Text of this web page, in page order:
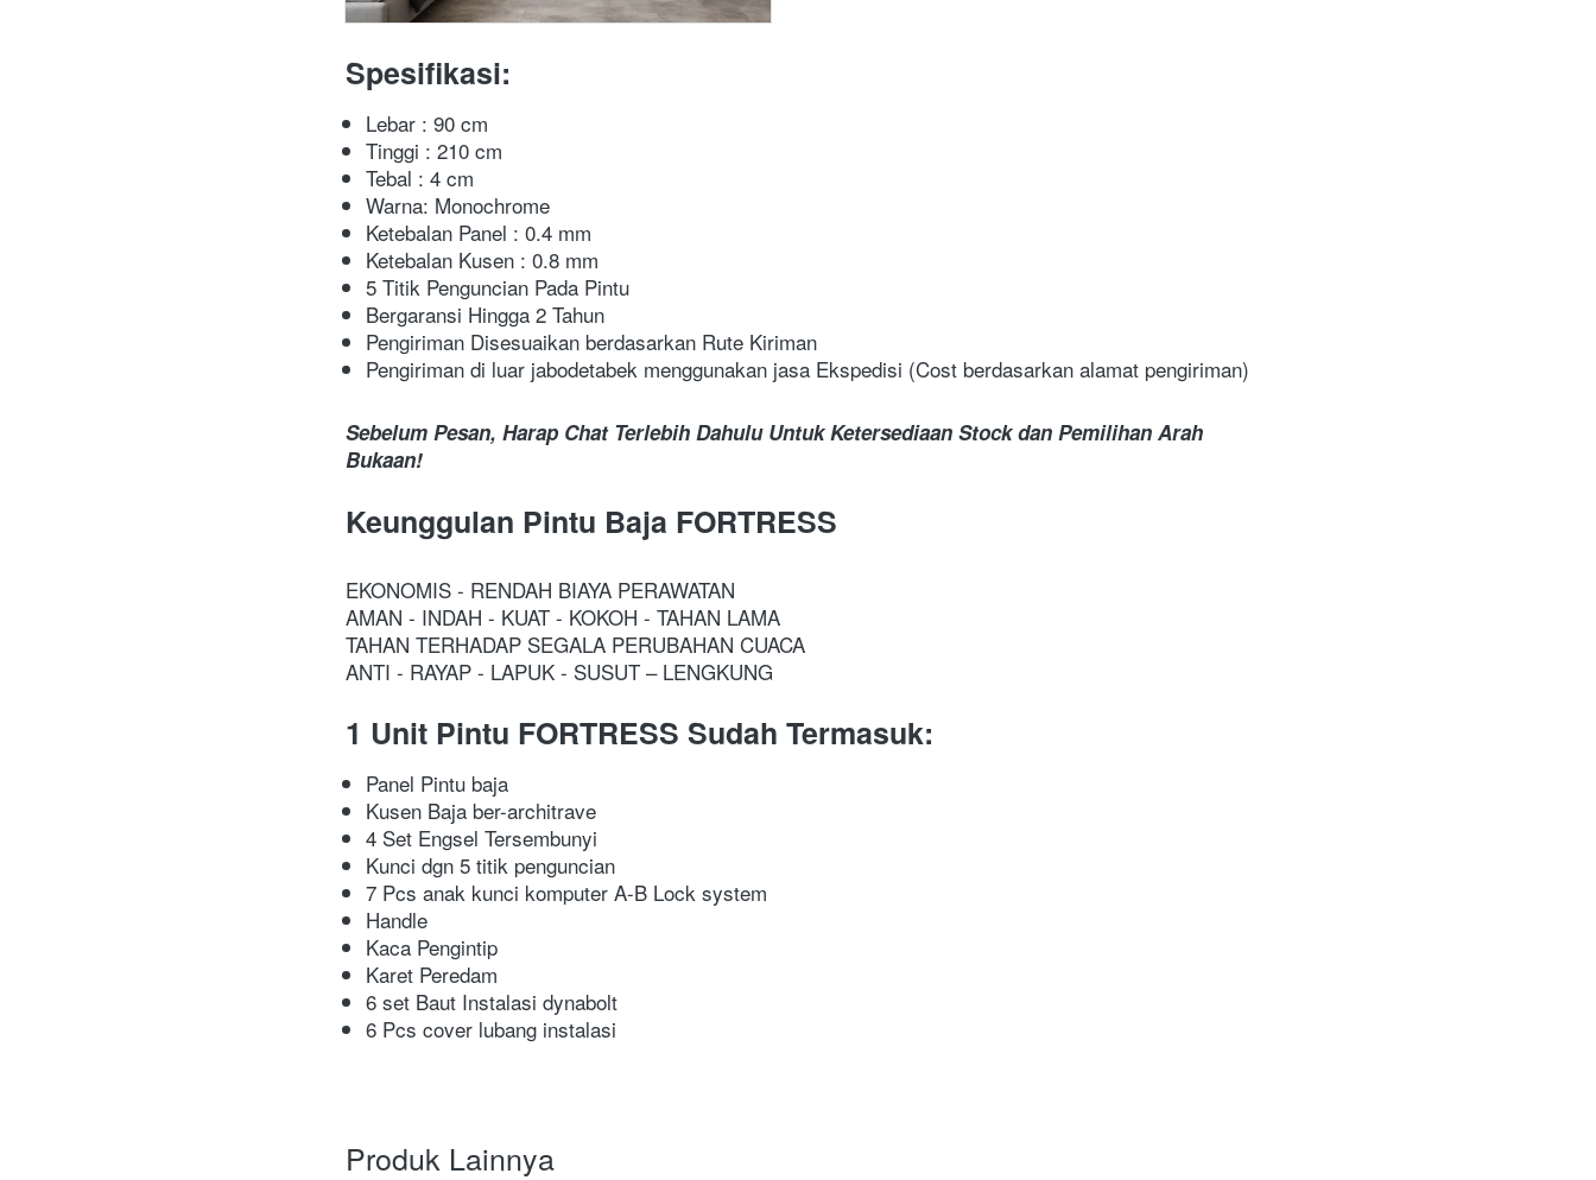
Spesifikasi:
Lebar : 90 cm
Tinggi : 210 cm
Tebal : 4 cm
Warna: Monochrome
Ketebalan Panel : 0.4 mm
Ketebalan Kusen : 0.8 mm
5 Titik Penguncian Pada Pintu
Bergaransi Hingga 2 Tahun
Pengiriman Disesuaikan berdasarkan Rute Kiriman
Pengiriman di luar jabodetabek menggunakan jasa Ekspedisi (Cost berdasarkan alamat pengiriman)
Sebelum Pesan, Harap Chat Terlebih Dahulu Untuk Ketersediaan Stock dan Pemilihan Arah
Bukaan!
Keunggulan Pintu Baja FORTRESS
EKONOMIS - RENDAH BIAYA PERAWATAN
AMAN - INDAH - KUAT - KOKOH - TAHAN LAMA
TAHAN TERHADAP SEGALA PERUBAHAN CUACA
ANTI - RAYAP - LAPUK - SUSUT – LENGKUNG
1 Unit Pintu FORTRESS Sudah Termasuk:
Panel Pintu baja
Kusen Baja ber-architrave
4 Set Engsel Tersembunyi
Kunci dgn 5 titik penguncian
7 Pcs anak kunci komputer A-B Lock system
Handle
Kaca Pengintip
Karet Peredam
6 set Baut Instalasi dynabolt
6 Pcs cover lubang instalasi
Produk Lainnya